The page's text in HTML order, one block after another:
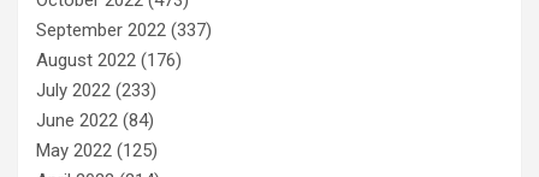
September 2022 (337)
August 2022 (176)
July 2022 (233)
June 2022 (84)
May 2022 (125)